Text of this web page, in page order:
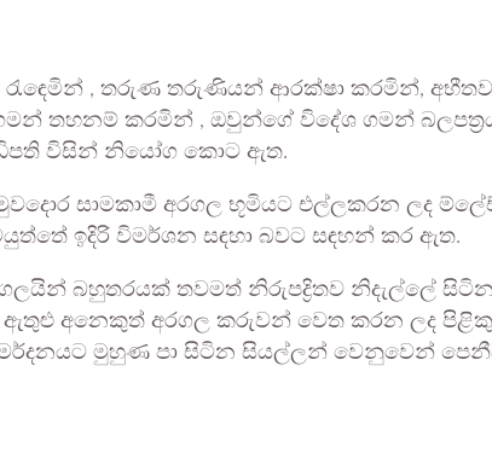
රැඳෙමින් , තරුණ තරුණියන් ආරක්ෂා කරමින්,
තහනම් කරමින් , ඔවුන්ගේ විදේශ ගමන්
විසින් නියෝග කොට ඇත.
සාමකාමී අරගල භූමියට එල්ලකරන ලද
ඉදිරි විමර්ශන සඳහා බවට සඳහන් කර ඇත.
බහුතරයක් තවමත් නිරුපද්‍රිතව නිදැල්ලේ
අනෙකුත් අරගල කරුවන් වෙත කරන ලද
මුහුණ පා සිටින සියල්ලන් වෙනුවෙන්